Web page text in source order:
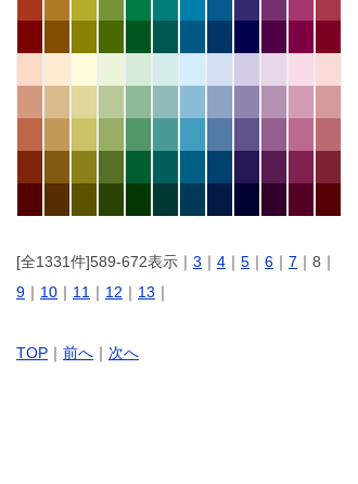
[全1331件]589-672表示｜ 3 ｜ 4 ｜ 5 ｜ 6 ｜ 7 ｜8｜
9 ｜ 10 ｜ 11 ｜ 12 ｜ 13 ｜
TOP ｜ 前へ ｜ 次へ